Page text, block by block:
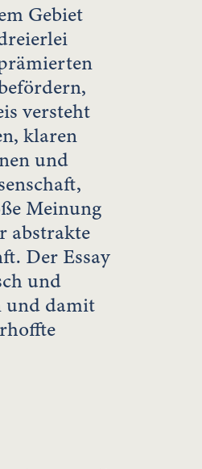
Gebiet
versteht
klaren
und
Meinung
abstrakte
Der Essay
und
und damit